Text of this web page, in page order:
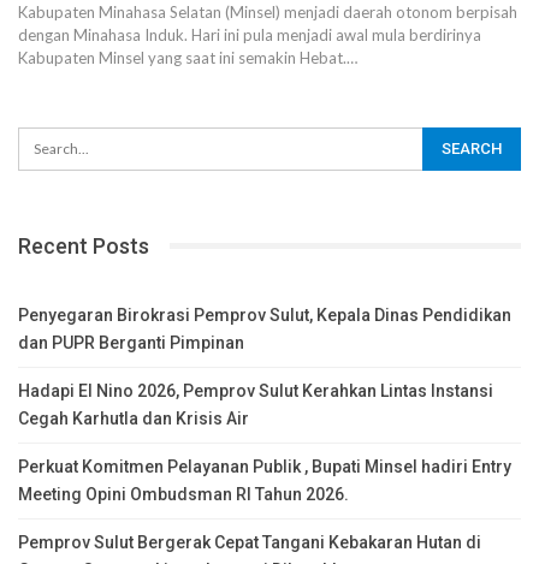
Kabupaten Minahasa Selatan (Minsel) menjadi daerah otonom berpisah
dengan Minahasa Induk. Hari ini pula menjadi awal mula berdirinya
Kabupaten Minsel yang saat ini semakin Hebat.…
Recent Posts
Penyegaran Birokrasi Pemprov Sulut, Kepala Dinas Pendidikan
dan PUPR Berganti Pimpinan
Hadapi El Nino 2026, Pemprov Sulut Kerahkan Lintas Instansi
Cegah Karhutla dan Krisis Air
Perkuat Komitmen Pelayanan Publik , Bupati Minsel hadiri Entry
Meeting Opini Ombudsman RI Tahun 2026.
Pemprov Sulut Bergerak Cepat Tangani Kebakaran Hutan di